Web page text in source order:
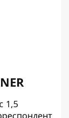
1,5